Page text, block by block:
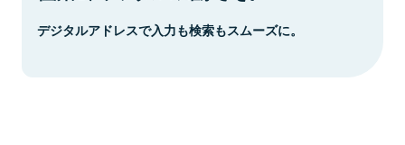
デジタルアドレスで入力も検索もスムーズに。